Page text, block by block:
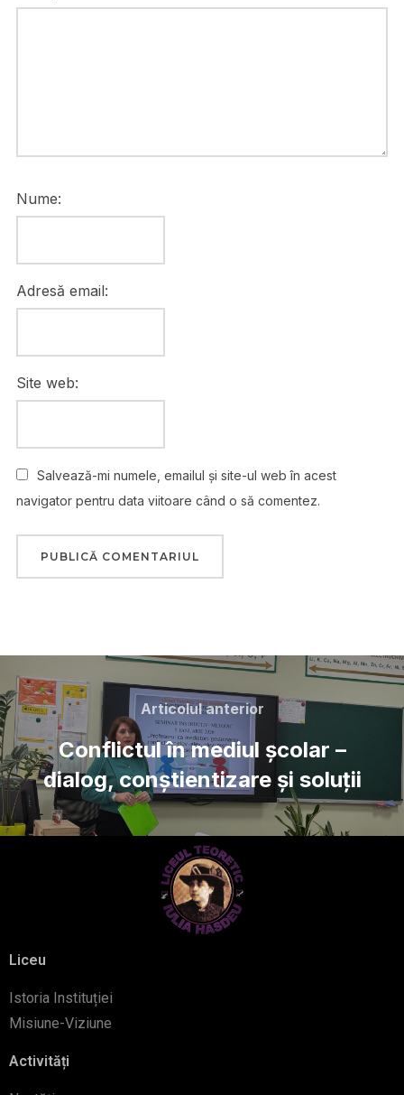
Nume:
Adresă email:
Site web:
Salvează-mi numele, emailul și site-ul web în acest
navigator pentru data viitoare când o să comentez.
Articolul anterior
Conflictul în mediul școlar –
dialog, conștientizare și soluții
Liceu
Istoria Instituției
Misiune-Viziune
Activități